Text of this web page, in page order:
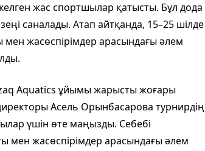
жас спортшылар қатысты. Бұл дода
саналады. Атап айтқанда, 15–25 шілде
жасөспірімдер арасындағы әлем
Aquatics ұйымы жарысты жоғары
Асель Орынбасарова турнирдің
үшін өте маңызды. Себебі
мен жасөспірімдер арасындағы әлем